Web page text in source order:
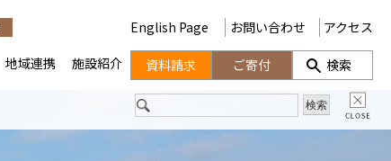
地域連携 施設紹介
English Page お問い合わせ アクセス
資料請求 ご寄付 検索